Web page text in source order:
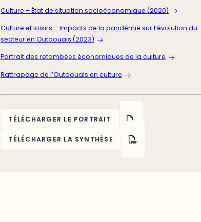
Culture – État de situation socioéconomique (2020)
Culture et loisirs – Impacts de la pandémie sur l’évolution du
secteur en Outaouais (2023)
Portrait des retombées économiques de la culture
Rattrapage de l’Outaouais en culture
TÉLÉCHARGER LE PORTRAIT
TÉLÉCHARGER LA SYNTHÈSE